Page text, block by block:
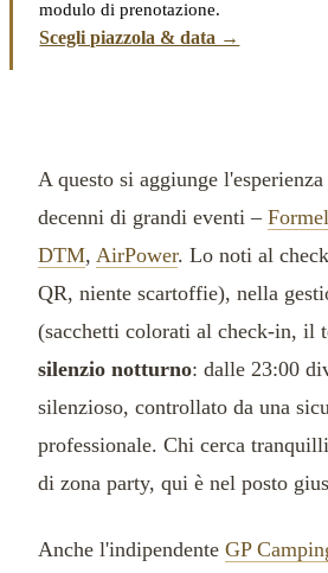
modulo di prenotazione.
Scegli piazzola & data →
A questo si aggiunge
decenni di grandi eventi –
DTM, AirPower. Lo noti al
QR, niente scartoffie), nella
(sacchetti colorati al check-in, il
silenzio notturno: dalle 23:00
silenzioso, controllato da una
professionale. Chi cerca
di zona party, qui è nel posto
Anche l'indipendente GP